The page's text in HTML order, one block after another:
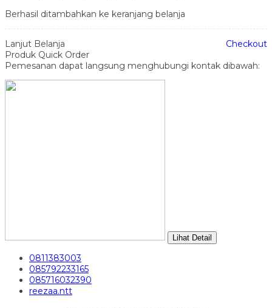
Berhasil ditambahkan ke keranjang belanja
Lanjut Belanja
Checkout
Produk Quick Order
Pemesanan dapat langsung menghubungi kontak dibawah:
Lihat Detail
0811383003
085792233165
085716032390
reezaa.ntt